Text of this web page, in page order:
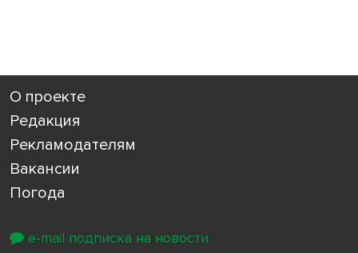
О проекте
Редакция
Рекламодателям
Вакансии
Погода
e-mail подписка на новости